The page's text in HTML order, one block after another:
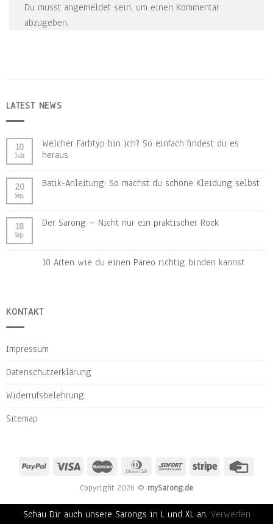
Du musst angemeldet sein, um einen Kommentar
abzugeben.
LATEST NEWS
10
Juli
Welcher Farbtyp bin ich? So einfach findest du es
heraus
20
Sep.
Batik-Anleitung: So machst du schöne Kleidung selbst
18
Sep.
Der Sarong – Nicht nur ein praktischer Rock
10 Arten wie du einen Pareo richtig binden kannst
KONTAKT
Impressum
Datenschutzerklärung
Widerrufsbelehrung
Sitemap
Copyright 2026 © mySarong.de
Schau Dir auch unsere Sarongs in L und XL an. Verwerfen